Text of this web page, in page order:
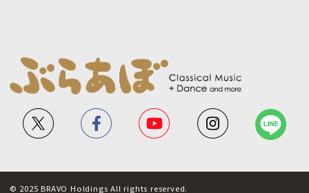
© 2025 BRAVO Holdings All rights reserved.